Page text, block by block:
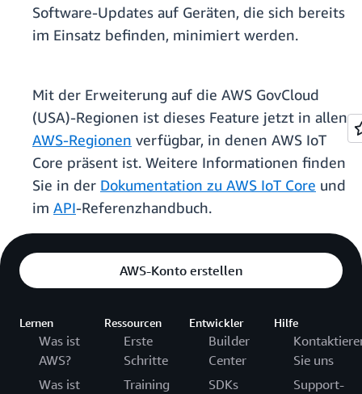
Software-Updates auf Geräten, die sich bereits
im Einsatz befinden, minimiert werden.
Mit der Erweiterung auf die AWS GovCloud
(USA)-Regionen ist dieses Feature jetzt in allen
AWS-Regionen verfügbar, in denen AWS IoT
Core präsent ist. Weitere Informationen finden
Sie in der Dokumentation zu AWS IoT Core und
im API-Referenzhandbuch.
AWS-Konto erstellen
Lernen
Was ist
AWS?
Was ist
Ressourcen
Erste
Schritte
Training
Entwickler
Builder
Center
SDKs
Hilfe
Sie uns
Support-